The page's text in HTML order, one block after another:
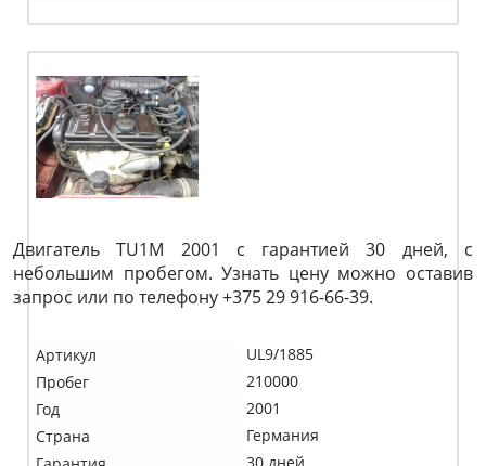
Двигатель TU1M 2001 с гарантией 30 дней, с
небольшим пробегом. Узнать цену можно оставив
запрос или по телефону +375 29 916-66-39.
Артикул
UL9/1885
Пробег
210000
Год
2001
Страна
Германия